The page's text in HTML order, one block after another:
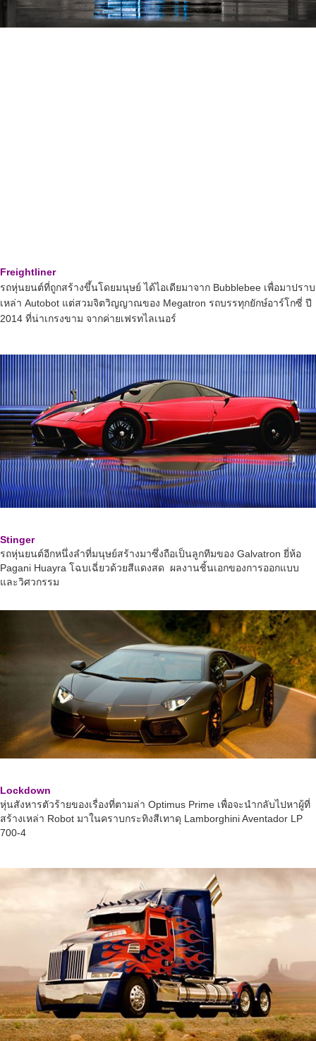
Freightliner
รถหุ่นยนต์ที่ถูกสร้างขึ้นโดยมนุษย์ ได้ไอเดียมาจาก Bubblebee เพื่อมาปราบ
เหล่า Autobot แต่สวมจิตวิญญาณของ Megatron รถบรรทุกยักษ์อาร์โกซี่ ปี
2014 ที่น่าเกรงขาม จากค่ายเฟรทไลเนอร์
Stinger
รถหุ่นยนต์อีกหนึ่งลำที่มนุษย์สร้างมาซึ่งถือเป็นลูกทีมของ Galvatron ยี่ห้อ
Pagani Huayra โฉบเฉี่ยวด้วยสีแดงสด ผลงานชิ้นเอกของการออกแบบ
และวิศวกรรม
Lockdown
หุ่นสังหารตัวร้ายของเรื่องที่ตามล่า Optimus Prime เพื่อจะนำกลับไปหาผู้ที่
สร้างเหล่า Robot มาในคราบกระทิงสีเทาดุ Lamborghini Aventador LP
700-4